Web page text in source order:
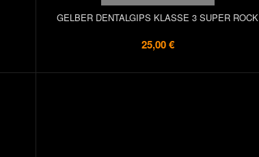
GELBER DENTALGIPS KLASSE 3 SUPER ROCK
25,00 €